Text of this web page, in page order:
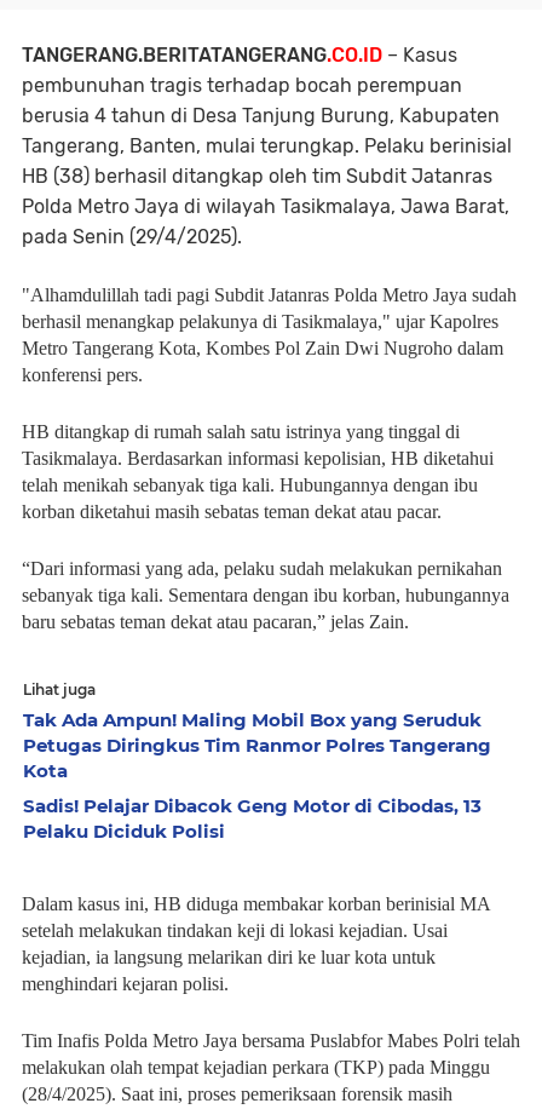
TANGERANG.BERITATANGERANG.CO.ID – Kasus
pembunuhan tragis terhadap bocah perempuan
berusia 4 tahun di Desa Tanjung Burung, Kabupaten
Tangerang, Banten, mulai terungkap. Pelaku berinisial
HB (38) berhasil ditangkap oleh tim Subdit Jatanras
Polda Metro Jaya di wilayah Tasikmalaya, Jawa Barat,
pada Senin (29/4/2025).
"Alhamdulillah tadi pagi Subdit Jatanras Polda Metro Jaya sudah
berhasil menangkap pelakunya di Tasikmalaya," ujar Kapolres
Metro Tangerang Kota, Kombes Pol Zain Dwi Nugroho dalam
konferensi pers.
HB ditangkap di rumah salah satu istrinya yang tinggal di
Tasikmalaya. Berdasarkan informasi kepolisian, HB diketahui
telah menikah sebanyak tiga kali. Hubungannya dengan ibu
korban diketahui masih sebatas teman dekat atau pacar.
“Dari informasi yang ada, pelaku sudah melakukan pernikahan
sebanyak tiga kali. Sementara dengan ibu korban, hubungannya
baru sebatas teman dekat atau pacaran,” jelas Zain.
Lihat juga
Tak Ada Ampun! Maling Mobil Box yang Seruduk
Petugas Diringkus Tim Ranmor Polres Tangerang
Kota
Sadis! Pelajar Dibacok Geng Motor di Cibodas, 13
Pelaku Diciduk Polisi
Dalam kasus ini, HB diduga membakar korban berinisial MA
setelah melakukan tindakan keji di lokasi kejadian. Usai
kejadian, ia langsung melarikan diri ke luar kota untuk
menghindari kejaran polisi.
Tim Inafis Polda Metro Jaya bersama Puslabfor Mabes Polri telah
melakukan olah tempat kejadian perkara (TKP) pada Minggu
(28/4/2025). Saat ini, proses pemeriksaan forensik masih